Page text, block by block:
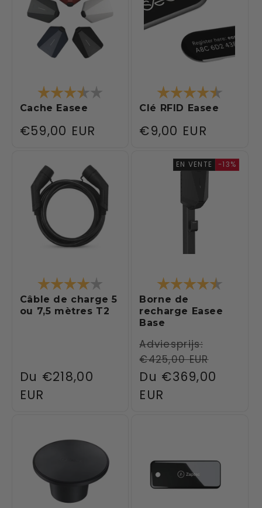
Note: 3.8 sur 5 étoiles
Cache Easee
Prix
€59,00 EUR
Note:
Clé RFID Easee
Prix
€9,00 EUR
Note: 4.0 sur 5 étoiles
Câble de charge 5
ou 7,5 mètres T2
Prix
habituel
Du €218,00
EUR
EN VENTE -13%
Note:
Borne de
recharge Easee
Base
Prix
habituel
Adviesprijs:
€425,00 EUR
Prix
promotionnel
Du €369,00
EUR